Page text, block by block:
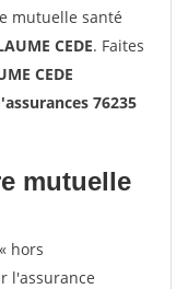
mutuelle santé
CEDE. Faites
CEDE
76235
mutuelle
hors
l'assurance